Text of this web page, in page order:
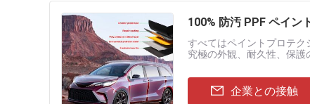
100% 防汚 PPF ペイン
すべてはペイントプロテク
究極の外観、耐久性、保
企業との接触